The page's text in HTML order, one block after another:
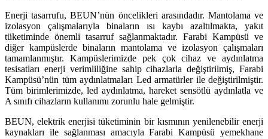
Enerji tasarrufu, BEUN’nün öncelikleri arasındadır. Mantolama ve
izolasyon çalışmalarıyla binaların ısı kaybı azaltılmakta, yakıt
tüketiminde önemli tasarruf sağlanmaktadır. Farabi Kampüsü ve
diğer kampüslerde binaların mantolama ve izolasyon çalışmaları
tamamlanmıştır. Kampüslerimizde pek çok cihaz ve aydınlatma
tesisatları enerji verimliliğine sahip cihazlarla değiştirilmiş, Farabi
Kampüsü’nün tüm aydınlatmaları Led armatürler ile değiştirilmiştir.
Tüm birimlerimizde, led aydınlatma, hareket sensötlü aydınlatla ve
A sınıfı cihazların kullanımı zorunlu hale gelmiştir.
BEUN, elektrik enerjisi tüketiminin bir kısmının yenilenebilir enerji
kaynakları ile sağlanması amacıyla Farabi Kampüsü yemekhane